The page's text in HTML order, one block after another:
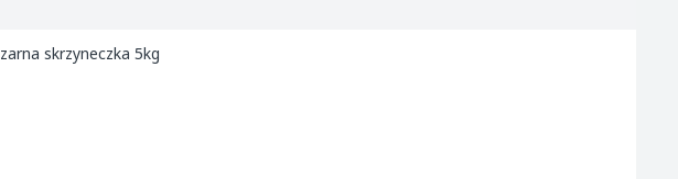
skrzyneczka 5kg